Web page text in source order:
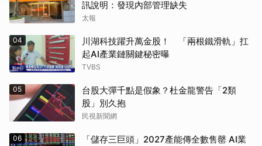
訊說明：發現內部管理缺失
太報
04
川湖科技躍升萬金股！ 「兩根鐵滑軌」扛
起AI產業鏈關鍵秘密曝
TVBS
05
台股大彈千點是假象？杜金龍警告「2類
股」別久抱
民視新聞網
06
「儲存三巨頭」2027產能傳全數售罄 AI業